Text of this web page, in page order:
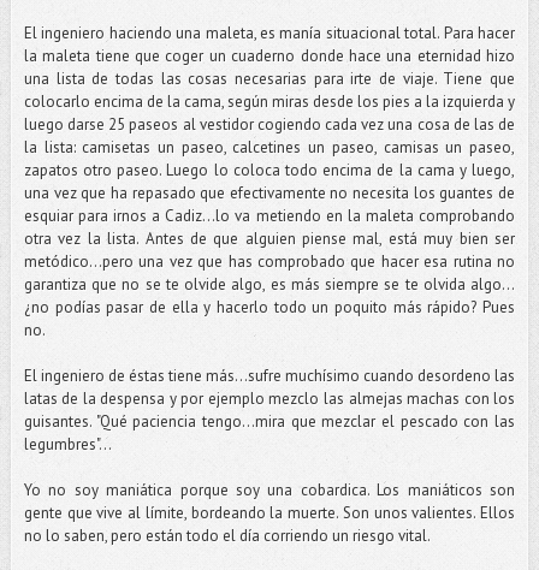
El ingeniero haciendo una maleta, es manía situacional total. Para hacer
la maleta tiene que coger un cuaderno donde hace una eternidad hizo
una lista de todas las cosas necesarias para irte de viaje. Tiene que
colocarlo encima de la cama, según miras desde los pies a la izquierda y
luego darse 25 paseos al vestidor cogiendo cada vez una cosa de las de
la lista: camisetas un paseo, calcetines un paseo, camisas un paseo,
zapatos otro paseo. Luego lo coloca todo encima de la cama y luego,
una vez que ha repasado que efectivamente no necesita los guantes de
esquiar para irnos a Cadiz...lo va metiendo en la maleta comprobando
otra vez la lista. Antes de que alguien piense mal, está muy bien ser
metódico…pero una vez que has comprobado que hacer esa rutina no
garantiza que no se te olvide algo, es más siempre se te olvida algo...
¿no podías pasar de ella y hacerlo todo un poquito más rápido? Pues
no.
El ingeniero de éstas tiene más...sufre muchísimo cuando desordeno las
latas de la despensa y por ejemplo mezclo las almejas machas con los
guisantes. "Qué paciencia tengo...mira que mezclar el pescado con las
legumbres"...
Yo no soy maniática porque soy una cobardica. Los maniáticos son
gente que vive al límite, bordeando la muerte. Son unos valientes. Ellos
no lo saben, pero están todo el día corriendo un riesgo vital.